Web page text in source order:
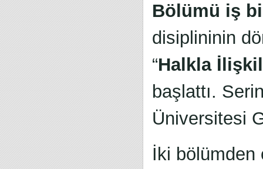
Bölümü iş
disiplininin
“Halkla
başlattı.
Üniversitesi
İki bölümden